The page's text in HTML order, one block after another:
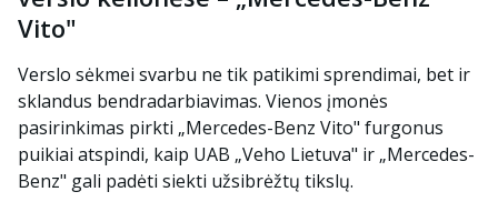
Vito"
Verslo sėkmei svarbu ne tik patikimi sprendimai, bet ir
sklandus bendradarbiavimas. Vienos įmonės
pasirinkimas pirkti „Mercedes-Benz Vito" furgonus
puikiai atspindi, kaip UAB „Veho Lietuva" ir „Mercedes-
Benz" gali padėti siekti užsibrėžtų tikslų.